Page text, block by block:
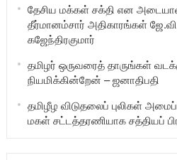
தேசிய மக்கள் சக்தி என
தீர்மானம்சார் அதிகாரங்கள்
கஜேந்திரகுமார்
தமிழர் ஒருவரைத் தாருங்கள்
நியமிக்கின்றேன் – ஜனாதிபதி
தமிழீழ விடுதலைப் புலிகள்
மகள் சட்டத்தரணியாக சத்தியப்